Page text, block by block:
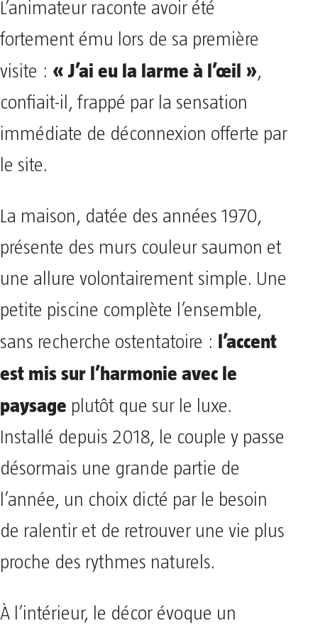
L’animateur raconte avoir été
fortement ému lors de sa première
visite : « J’ai eu la larme à l’œil »,
confiait-il, frappé par la sensation
immédiate de déconnexion offerte par
le site.
La maison, datée des années 1970,
présente des murs couleur saumon et
une allure volontairement simple. Une
petite piscine complète l’ensemble,
sans recherche ostentatoire : l’accent
est mis sur l’harmonie avec le
paysage plutôt que sur le luxe.
Installé depuis 2018, le couple y passe
désormais une grande partie de
l’année, un choix dicté par le besoin
de ralentir et de retrouver une vie plus
proche des rythmes naturels.
À l’intérieur, le décor évoque un